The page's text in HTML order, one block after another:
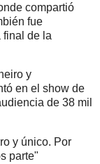
compartió
fue
final de la
y
en el show de
de 38 mil
y único. Por
parte"